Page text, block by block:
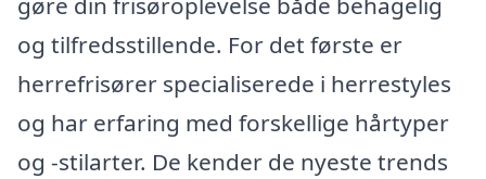
og tilfredsstillende. For det første er
herrefrisører specialiserede i herrestyles
og har erfaring med forskellige hårtyper
og -stilarter. De kender de nyeste trends